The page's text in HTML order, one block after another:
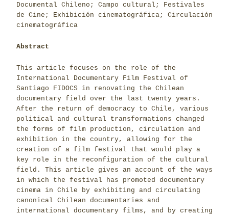
Documental Chileno; Campo cultural; Festivales
de Cine; Exhibición cinematográfica; Circulación
cinematográfica
Abstract
This article focuses on the role of the
International Documentary Film Festival of
Santiago FIDOCS in renovating the Chilean
documentary field over the last twenty years.
After the return of democracy to Chile, various
political and cultural transformations changed
the forms of film production, circulation and
exhibition in the country, allowing for the
creation of a film festival that would play a
key role in the reconfiguration of the cultural
field. This article gives an account of the ways
in which the festival has promoted documentary
cinema in Chile by exhibiting and circulating
canonical Chilean documentaries and
international documentary films, and by creating